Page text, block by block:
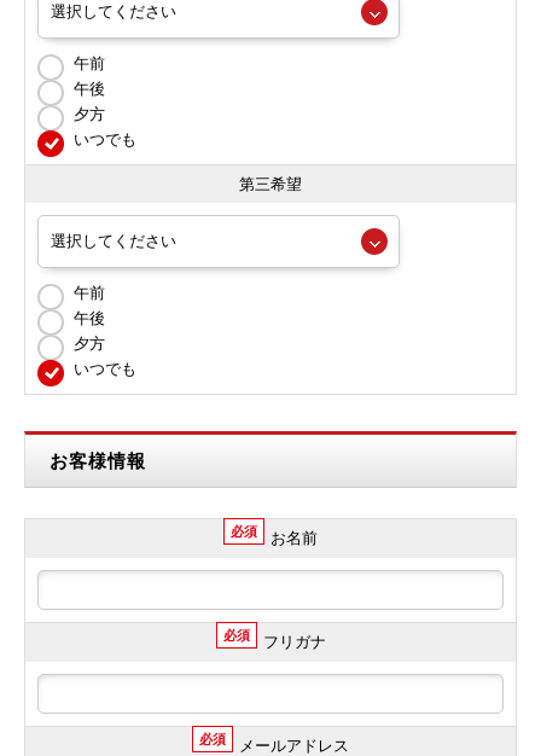
午前
午後
夕方
いつでも
第三希望
午前
午後
夕方
いつでも
お客様情報
必須 お名前
必須 フリガナ
必須 メールアドレス